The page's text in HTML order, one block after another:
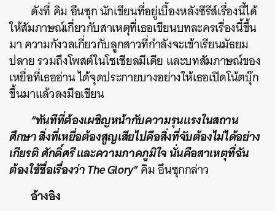
ดังที่ คิม อึนซุก นักเขียนที่อยู่เบื้องหลังซีรีส์เรื่องนี้ได้
ให้สัมภาษณ์เกี่ยวกับสาเหตุที่เธอเขียนบทละครเรื่องนี้ขึ้น
มา ความกังวลเกี่ยวกับลูกสาวที่กําลังจะเข้าเรียนมัธยม
ปลาย รวมถึงโพสต์ในโซเชียลมีเดีย และบทสัมภาษณ์ของ
เหยื่อที่เธออ่าน ได้จุดประกายบางอย่างให้เธอเปิดโน้ตบุ๊ก
ขึ้นมาแล้วลงมือเขียน
“ทันทีที่ต้องเผชิญหน้ากับความรุนแรงในสถาน
ศึกษา สิ่งที่เหยื่อต้องสูญเสียไปคือสิ่งที่จับต้องไม่ได้อย่าง
เกียรติ ศักดิ์ศรี และความภาคภูมิใจ นั่นคือสาเหตุที่ฉัน
ต้องใช้ชื่อเรื่องว่า The Glory”คิม อึนซุกกล่าว
อ้างอิง